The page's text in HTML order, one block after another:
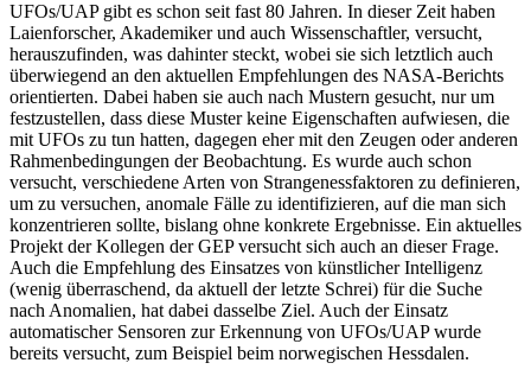
UFOs/UAP gibt es schon seit fast 80 Jahren. In dieser Zeit haben
Laienforscher, Akademiker und auch Wissenschaftler, versucht,
herauszufinden, was dahinter steckt, wobei sie sich letztlich auch
überwiegend an den aktuellen Empfehlungen des NASA-Berichts
orientierten. Dabei haben sie auch nach Mustern gesucht, nur um
festzustellen, dass diese Muster keine Eigenschaften aufwiesen, die
mit UFOs zu tun hatten, dagegen eher mit den Zeugen oder anderen
Rahmenbedingungen der Beobachtung. Es wurde auch schon
versucht, verschiedene Arten von Strangenessfaktoren zu definieren,
um zu versuchen, anomale Fälle zu identifizieren, auf die man sich
konzentrieren sollte, bislang ohne konkrete Ergebnisse. Ein aktuelles
Projekt der Kollegen der GEP versucht sich auch an dieser Frage.
Auch die Empfehlung des Einsatzes von künstlicher Intelligenz
(wenig überraschend, da aktuell der letzte Schrei) für die Suche
nach Anomalien, hat dabei dasselbe Ziel. Auch der Einsatz
automatischer Sensoren zur Erkennung von UFOs/UAP wurde
bereits versucht, zum Beispiel beim norwegischen Hessdalen.